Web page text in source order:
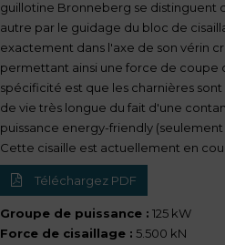
guillotine Bronneberg se distinguent
autre par le guidage du bloc de
exactement dans l'axe de son vérin
permettant ainsi une force de coupe
spécificité est que les charnières
de vie très longue du fait d'une
puissance energy-friendly
Cette cisaille est actuellement en
Téléchargez PDF
Groupe de puissance : 125 kW
Force de cisaillage : 5.500 kN